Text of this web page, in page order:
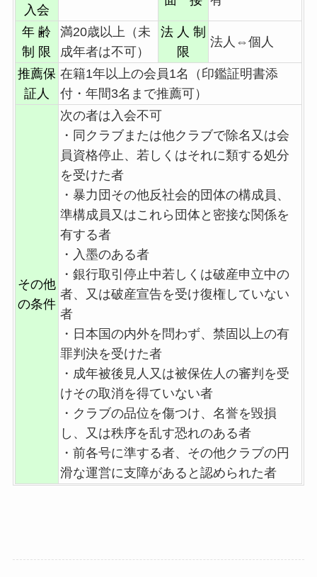
入会
年 齢
制 限
満20歳以上（未
成年者は不可）
法 人 制
限
法人⇔個人
推薦保
証人
在籍1年以上の会員1名（印鑑証明書添
付・年間3名まで推薦可）
その他
の条件
次の者は入会不可
・同クラブまたは他クラブで除名又は会
員資格停止、若しくはそれに類する処分
を受けた者
・暴力団その他反社会的団体の構成員、
準構成員又はこれら団体と密接な関係を
有する者
・入墨のある者
・銀行取引停止中若しくは破産申立中の
者、又は破産宣告を受け復権していない
者
・日本国の内外を問わず、禁固以上の有
罪判決を受けた者
・成年被後見人又は被保佐人の審判を受
けその取消を得ていない者
・クラブの品位を傷つけ、名誉を毀損
し、又は秩序を乱す恐れのある者
・前各号に準する者、その他クラブの円
滑な運営に支障があると認められた者